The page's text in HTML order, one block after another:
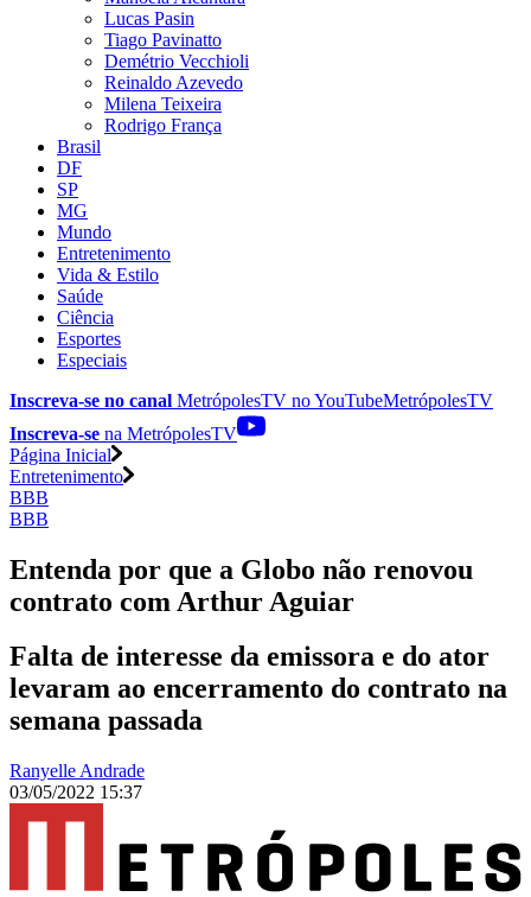
Lucas Pasin
Tiago Pavinatto
Demétrio Vecchioli
Reinaldo Azevedo
Milena Teixeira
Rodrigo França
Brasil
DF
SP
MG
Mundo
Entretenimento
Vida & Estilo
Saúde
Ciência
Esportes
Especiais
Inscreva-se no canal MetrópolesTV noYouTubeMetrópolesTV
Inscreva-se na MetrópolesTV
Página Inicial
Entretenimento
BBB
BBB
Entenda por que a Globo não renovou
contrato com Arthur Aguiar
Falta de interesse da emissora e do ator
levaram ao encerramento do contrato na
semana passada
Ranyelle Andrade
03/05/2022 15:37